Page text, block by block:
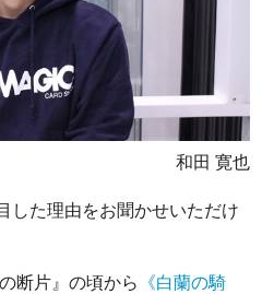
和田 寛也
した理由をお聞かせいただけ
断片』の頃から 《白蘭の騎